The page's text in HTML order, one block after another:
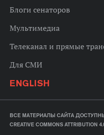
Блоги сенаторов
Мультимедиа
Телеканал и прямые
Для СМИ
ENGLISH
ВСЕ МАТЕРИАЛЫ САЙТА
CREATIVE COMMONS ATTRIBUTION